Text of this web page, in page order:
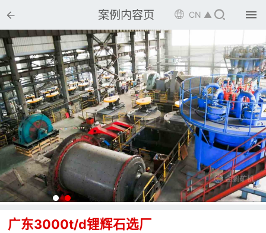
 案例内容页 CN ▲ 
广东3000t/d锂辉石选厂
 选矿设备
 配件耗材
 解决方案
 选矿总包
 案例中心
 服务体系